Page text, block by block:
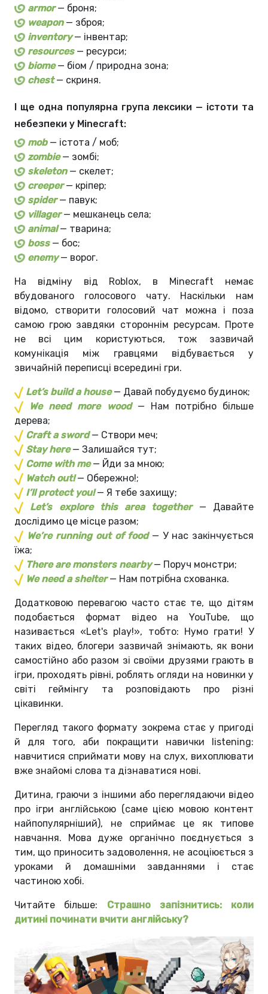
armor— броня;
weapon — зброя;
inventory— інвентар;
resources — ресурси;
biome— біом / природна зона;
chest— скриня.
І ще одна популярна група лексики — істоти та
небезпеки у Minecraft:
mob — істота / моб;
zombie— зомбі;
skeleton — скелет;
creeper— кріпер;
spider— павук;
villager— мешканець села;
animal— тварина;
boss — бос;
enemy— ворог.
На відміну від Roblox, в Minecraft немає
вбудованого голосового чату. Наскільки нам
відомо, створити голосовий чат можна і поза
самою грою завдяки стороннім ресурсам. Проте
не всі цим користуються, тож зазвичай
комунікація між гравцями відбувається у
звичайній переписці всередині гри.
Let’s build a house— Давай побудуємо будинок;
We need more wood— Нам потрібно більше
дерева;
Craft a sword— Створи меч;
Stay here— Залишайся тут;
Come with me— Йди за мною;
Watch out!— Обережно!;
I’ll protect you!— Я тебе захищу;
Let’s explore this area together— Давайте
дослідимо це місце разом;
We’re running out of food— У нас закінчується
їжа;
There are monsters nearby— Поруч монстри;
We need a shelter— Нам потрібна схованка.
Додатковою перевагою часто стає те, що дітям
подобається формат відео на YouTube, що
називається «Let's play!», тобто: Нумо грати! У
таких відео, блогери зазвичай знімають, як вони
самостійно або разом зі своїми друзями грають в
ігри, проходять рівні, роблять огляди на новинки у
світі геймінгу та розповідають про різні
цікавинки.
Перегляд такого формату зокрема стає у пригоді
й для того, аби покращити навички listening:
навчитися сприймати мову на слух, вихоплювати
вже знайомі слова та дізнаватися нові.
Дитина, граючи з іншими або переглядаючи відео
про ігри англійською (саме цією мовою контент
найпопулярніший), не сприймає це як типове
навчання. Мова дуже органічно поєднується з
тим, що приносить задоволення, не асоціюється з
уроками й домашніми завданнями і стає
частиною хобі.
Читайте більше: Страшно запізнитись: коли
дитині починати вчити англійську?